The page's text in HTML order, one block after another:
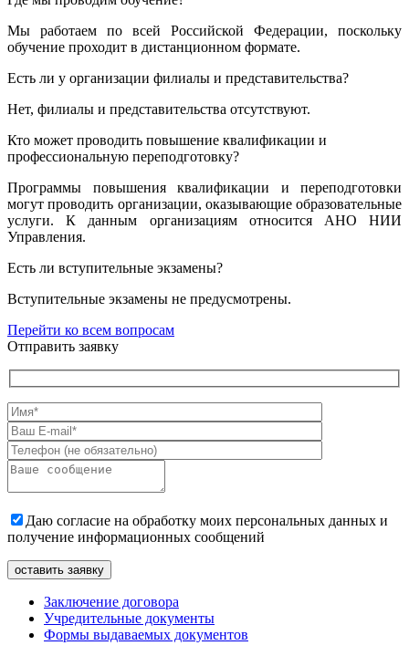
Мы работаем по всей Российской Федерации, поскольку
обучение проходит в дистанционном формате.
Есть ли у организации филиалы и представительства?
Нет, филиалы и представительства отсутствуют.
Кто может проводить повышение квалификации и
профессиональную переподготовку?
Программы повышения квалификации и переподготовки
могут проводить организации, оказывающие образовательные
услуги. К данным организациям относится АНО НИИ
Управления.
Есть ли вступительные экзамены?
Вступительные экзамены не предусмотрены.
Перейти ко всем вопросам
Отправить заявку
Даю согласие на обработку моих персональных данных и
получение информационных сообщений
Заключение договора
Учредительные документы
Формы выдаваемых документов